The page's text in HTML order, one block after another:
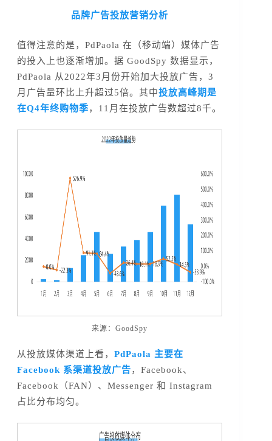
品牌广告投放营销分析
值得注意的是，PdPaola 在（移动端）媒体广告
的投入上也逐渐增加。据 GoodSpy 数据显示，
PdPaola 从2022年3月份开始加大投放广告，3
月广告量环比上升超过5倍。其中投放高峰期是
在Q4年终购物季，11月在投放广告数超过8千。
来源：GoodSpy
从投放媒体渠道上看， PdPaola 主要在
Facebook 系渠道投放广告，Facebook、
Facebook（FAN）、Messenger 和 Instagram
占比分布均匀。